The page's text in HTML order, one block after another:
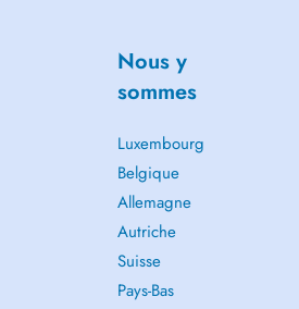
Nous y
sommes
Luxembourg
Belgique
Allemagne
Autriche
Suisse
Pays-Bas